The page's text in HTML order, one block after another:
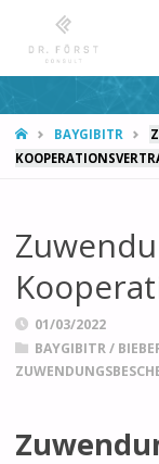
STARTBAYGIBITR
01/03/2022
BAYGIBITR/